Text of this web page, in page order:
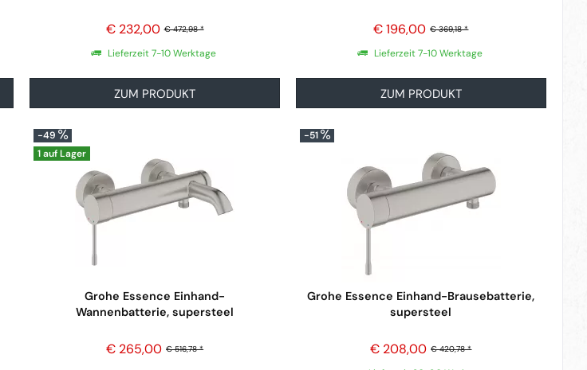
€ 472,98 *
€ 232,00
Lieferzeit 7-10 Werktage
ZUM PRODUKT
€ 369,18 *
€ 196,00
Lieferzeit 7-10 Werktage
ZUM PRODUKT
-49
1 auf Lager
Grohe Essence Einhand-
Wannenbatterie, supersteel
€ 516,78 *
€ 265,00
-51
Grohe Essence Einhand-Brausebatterie,
supersteel
€ 420,78 *
€ 208,00